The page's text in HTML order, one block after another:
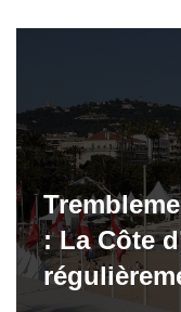
: La Côte